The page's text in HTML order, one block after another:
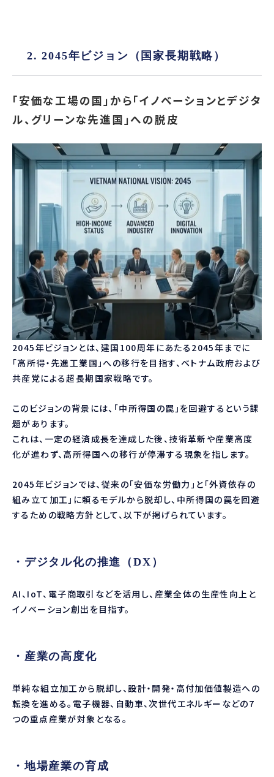
2. 2045年ビジョン（国家長期戦略）
「安価な工場の国」から「イノベーションとデジタ
ル、グリーンな先進国」への脱皮
2045年ビジョンとは、建国100周年にあたる2045年までに
「高所得・先進工業国」への移行を目指す、ベトナム政府および
共産党による超長期国家戦略です。
このビジョンの背景には、「中所得国の罠」を回避するという課
題があります。
これは、一定の経済成長を達成した後、技術革新や産業高度
化が進わず、高所得国への移行が停滞する現象を指します。
2045年ビジョンでは、従来の「安価な労働力」と「外資依存の
組み立て加工」に頼るモデルから脱却し、中所得国の罠を回避
するための戦略方針として、以下が掲げられています。
・デジタル化の推進（DX）
AI、IoT、電子商取引などを活用し、産業全体の生産性向上と
イノベーション創出を目指す。
・産業の高度化
単純な組立加工から脱却し、設計・開発・高付加価値製造への
転換を進める。電子機器、自動車、次世代エネルギーなどの7
つの重点産業が対象となる。
・地場産業の育成